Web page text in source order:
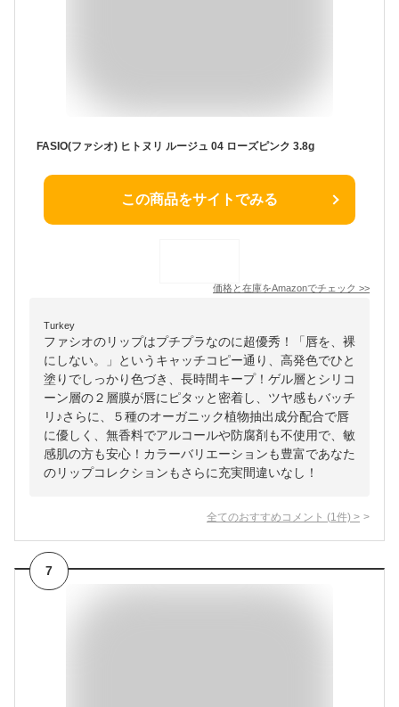
FASIO(ファシオ) ヒトヌリ ルージュ 04 ローズピンク 3.8g
この商品をサイトでみる
価格と在庫をAmazonでチェック >>
Turkey
ファシオのリップはプチプラなのに超優秀！「唇を、裸
にしない。」というキャッチコピー通り、高発色でひと
塗りでしっかり色づき、長時間キープ！ゲル層とシリコ
ーン層の２層膜が唇にピタッと密着し、ツヤ感もバッチ
リ♪さらに、５種のオーガニック植物抽出成分配合で唇
に優しく、無香料でアルコールや防腐剤も不使用で、敏
感肌の方も安心！カラーバリエーションも豊富であなた
のリップコレクションもさらに充実間違いなし！
全てのおすすめコメント (1 件) >
7